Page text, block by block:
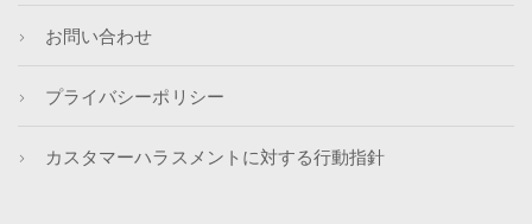
お問い合わせ
プライバシーポリシー
カスタマーハラスメントに対する行動指針